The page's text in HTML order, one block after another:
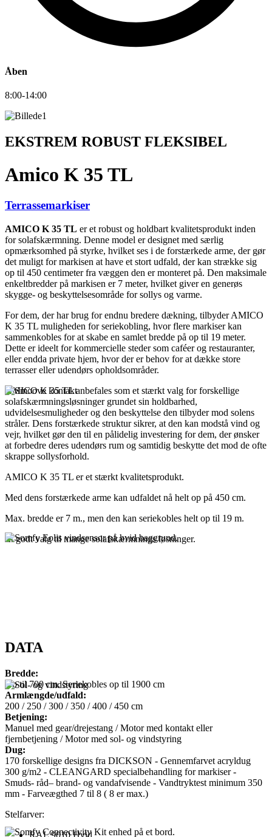
Åben
8:00-14:00
EKSTREM ROBUST FLEKSIBEL
Amico K 35 TL
Terrassemarkiser
AMICO K 35 TL er et robust og holdbart kvalitetsprodukt inden
for solafskærmning. Denne model er designet med særlig
opmærksomhed på styrke, hvilket ses i de forstærkede arme, der gør
det muligt for markisen at have et stort udfald, der kan strække sig
op til 450 centimeter fra væggen den er monteret på. Den maksimale
enkeltbredder på markisen er 7 meter, hvilket giver en generøs
skygge- og beskyttelsesområde for sollys og varme.
For dem, der har brug for endnu bredere dækning, tilbyder AMICO
K 35 TL muligheden for seriekobling, hvor flere markiser kan
sammenkobles for at skabe en samlet bredde på op til 19 meter.
Dette er ideelt for kommercielle steder som caféer og restauranter,
eller endda private hjem, hvor der er behov for at dække store
terrasser eller udendørs opholdsområder.
AMICO K 35 TL anbefales som et stærkt valg for forskellige
solafskærmningsløsninger grundet sin holdbarhed,
udvidelsesmuligheder og den beskyttelse den tilbyder mod solens
stråler. Dens forstærkede struktur sikrer, at den kan modstå vind og
vejr, hvilket gør den til en pålidelig investering for dem, der ønsker
at forbedre deres udendørs rum og samtidig beskytte det mod de ofte
skrappe sollysforhold.
AMICO K 35 TL er et stærkt kvalitetsprodukt.
Med dens forstærkede arme kan udfaldet nå helt op på 450 cm.
Max. bredde er 7 m., men den kan seriekobles helt op til 19 m.
Et godt valg til mange solafskærmnings løsninger.
DATA
Bredde:
Op til 700 cm. Seriekobles op til 1900 cm
Armlængde/udfald:
200 / 250 / 300 / 350 / 400 / 450 cm
Betjening:
Manuel med gear/drejestang /Motor med kontakt eller
fjernbetjening /Motor med sol- og vindstyring
Dug:
170 forskellige designs fra DICKSON - Gennemfarvet acryldug
300 g/m2 - CLEANGARD specialbehandling for markiser -
Smuds- råd– brand- og vandafvisende - Vandtryktest minimum 350
mm - Farveægthed 7 til 8 ( 8 er max.)
Stelfarver:
RAL 9010 Hvid